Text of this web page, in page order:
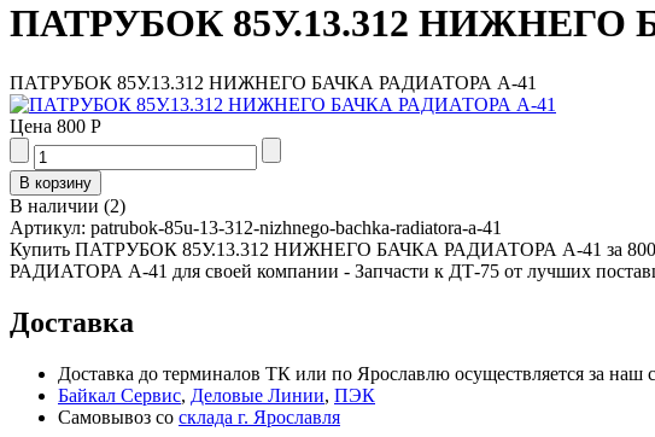
ПАТРУБОК 85У.13.312 НИЖНЕГО
ПАТРУБОК 85У.13.312 НИЖНЕГО БАЧКА РАДИАТОРА А-41
Цена 800 Р
В наличии (2)
Артикул: patrubok-85u-13-312-nizhnego-bachka-radiatora-a-41
Купить ПАТРУБОК 85У.13.312 НИЖНЕГО БАЧКА РАДИАТОРА А-41 за 800
РАДИАТОРА А-41 для своей компании - Запчасти к ДТ-75 от лучших
Доставка
Доставка до терминалов ТК или по Ярославлю осуществляется за наш
Байкал Сервис, Деловые Линии, ПЭК
Самовывоз со склада г. Ярославля